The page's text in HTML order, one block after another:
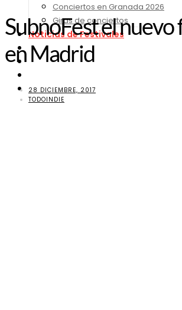
Conciertos en Granada 2026
Giras de conciertos
Noticias de Festivales
Bandas Sonoras
Series y Tv
Contacto
SubnoFest el nuevo
en Madrid
28 DICIEMBRE, 2017
TODOINDIE